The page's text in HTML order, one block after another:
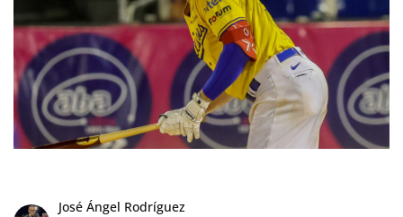
José Ángel Rodríguez